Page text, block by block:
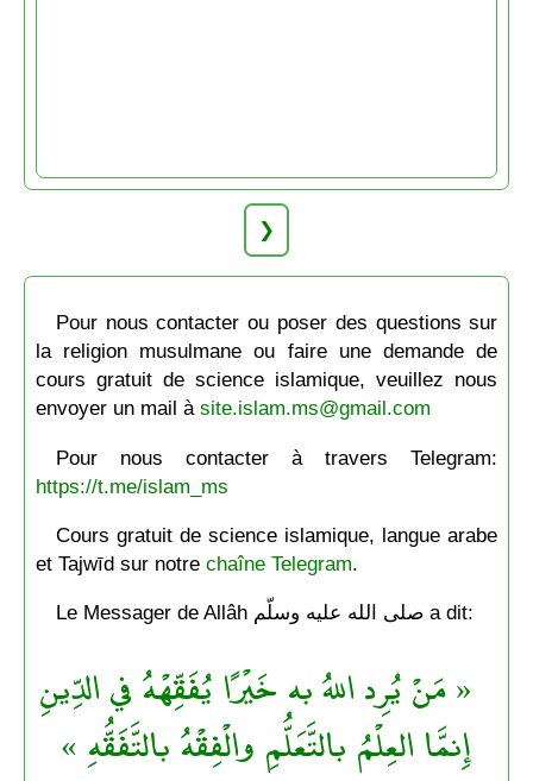
❯
Pour nous contacter ou poser des questions sur
la religion musulmane ou faire une demande de
cours gratuit de science islamique, veuillez nous
envoyer un mail à site.islam.ms@gmail.com
Pour nous contacter à travers Telegram:
https://t.me/islam_ms
Cours gratuit de science islamique, langue arabe
et Tajwīd sur notre chaîne Telegram.
Le Messager de Allâh صلى الله عليه وسلّم a dit:
« مَنْ يُرِد اللهُ به خَيْرًا يُفَقِّهْهُ في الدِّينِ
إِنمَّا العِلْمُ بالتَّعَلُّمِ والْفِقْهُ بالتَّفَقُّهِ »